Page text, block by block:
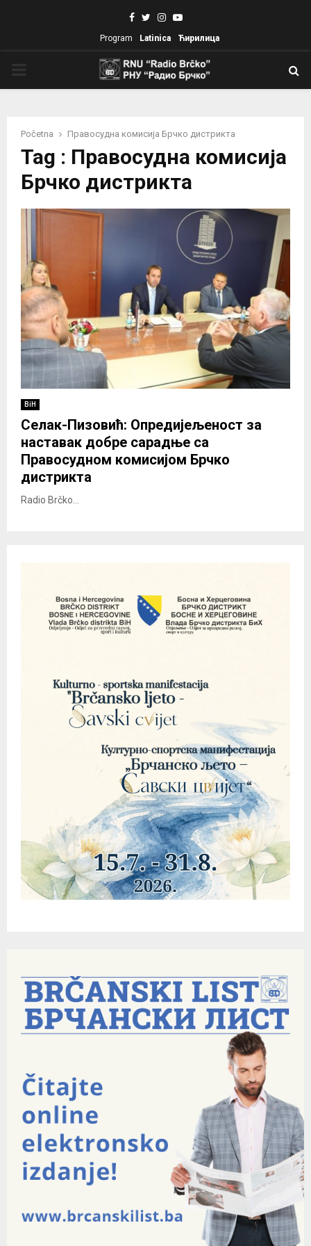
Facebook
TwitterInstagram
Youtube
Program Latinica Ћирилица
Početna Правосудна комисија Брчко дистрикта
Tag : Правосудна комисија
Брчко дистрикта
BiH
Селак-Пизовић: Опредијељеност за
наставак добре сарадње са
Правосудном комисијом Брчко
дистрикта
Radio Brčko...